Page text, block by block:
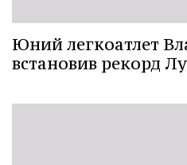
Юний легкоатлет
встановив рекорд